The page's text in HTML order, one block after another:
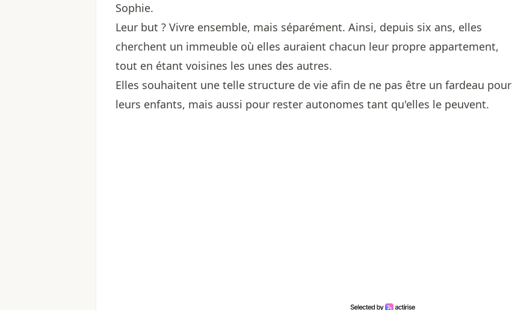
Sophie.
Leur but ? Vivre ensemble, mais séparément. Ainsi, depuis six ans, elles
cherchent un immeuble où elles auraient chacun leur propre appartement,
tout en étant voisines les unes des autres.
Elles souhaitent une telle structure de vie afin de ne pas être un fardeau pour
leurs enfants, mais aussi pour rester autonomes tant qu'elles le peuvent.